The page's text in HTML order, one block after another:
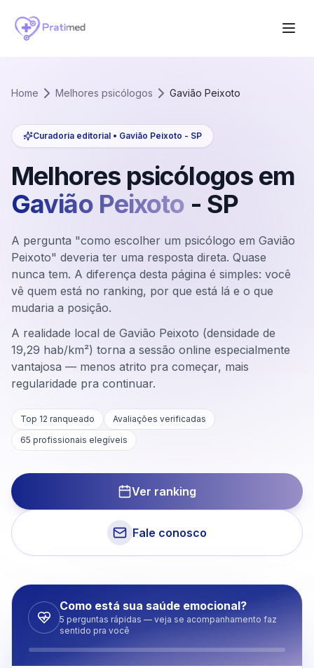
Home Melhores psicólogos Gavião Peixoto
Curadoria editorial • Gavião Peixoto - SP
Melhores psicólogos em
Gavião Peixoto - SP
A pergunta "como escolher um psicólogo em Gavião
Peixoto" deveria ter uma resposta direta. Quase
nunca tem. A diferença desta página é simples: você
vê quem está no ranking, por que está lá e o que
mudaria a posição.
A realidade local de Gavião Peixoto (densidade de
19,29 hab/km²) torna a sessão online especialmente
vantajosa — menos atrito pra começar, mais
regularidade pra continuar.
Top 12 ranqueado
Avaliações verificadas
65 profissionais elegíveis
Ver ranking
Fale conosco
Como está sua saúde emocional?
5 perguntas rápidas — veja se acompanhamento faz
sentido pra você